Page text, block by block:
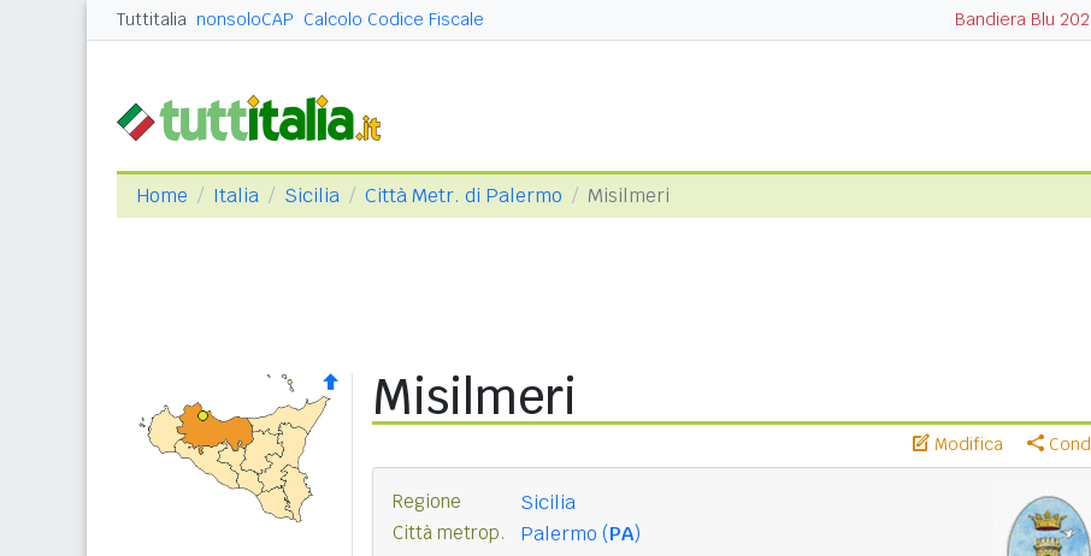
Tuttitalia nonsoloCAP Calcolo Codice Fiscale Bandiera Blu
Home Italia Sicilia Città Metr. di Palermo Misilmeri
Misilmeri
Modifica
Regione Sicilia
Città metrop. Palermo (PA)